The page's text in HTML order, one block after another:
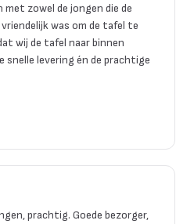
zowel de jongen die de
was om de tafel te
wij de tafel naar binnen
snelle levering én de prachtige
prachtig. Goede bezorger,